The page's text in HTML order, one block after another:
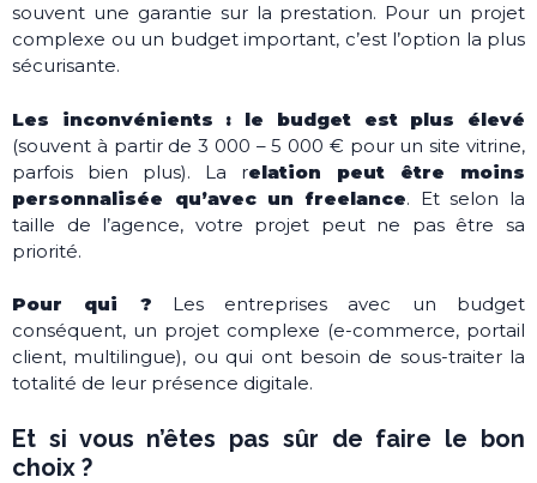
souvent une garantie sur la prestation. Pour un projet
complexe ou un budget important, c’est l’option la plus
sécurisante.
Les inconvénients : le budget est plus élevé
(souvent à partir de 3 000 – 5 000 € pour un site vitrine,
parfois bien plus). La relation peut être moins
personnalisée qu’avec un freelance. Et selon la
taille de l’agence, votre projet peut ne pas être sa
priorité.
Pour qui ? Les entreprises avec un budget
conséquent, un projet complexe (e-commerce, portail
client, multilingue), ou qui ont besoin de sous-traiter la
totalité de leur présence digitale.
Et si vous n’êtes pas sûr de faire le bon
choix ?